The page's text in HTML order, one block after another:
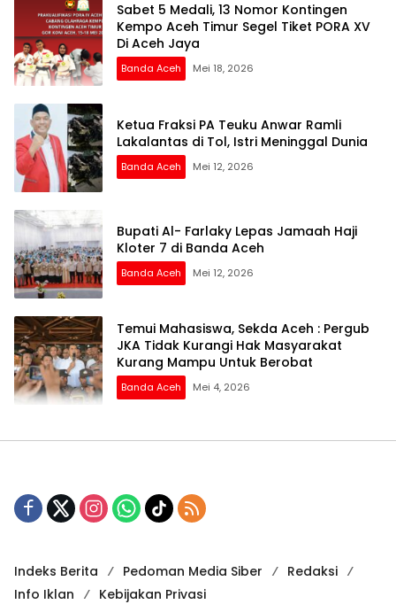
Sabet 5 Medali, 13 Nomor Kontingen
Kempo Aceh Timur Segel Tiket PORA XV
Di Aceh Jaya
Banda Aceh Mei 18, 2026
Ketua Fraksi PA Teuku Anwar Ramli
Lakalantas di Tol, Istri Meninggal Dunia
Banda Aceh Mei 12, 2026
Bupati Al- Farlaky Lepas Jamaah Haji
Kloter 7 di Banda Aceh
Banda Aceh Mei 12, 2026
Temui Mahasiswa, Sekda Aceh : Pergub
JKA Tidak Kurangi Hak Masyarakat
Kurang Mampu Untuk Berobat
Banda Aceh Mei 4, 2026
Indeks Berita Pedoman Media Siber
Redaksi
Info Iklan
Kebijakan Privasi